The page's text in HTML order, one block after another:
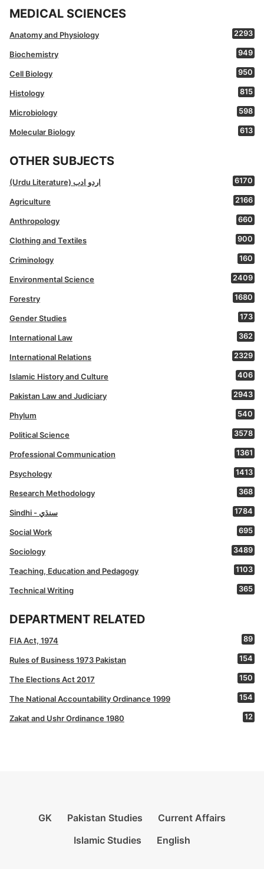
MEDICAL SCIENCES
Anatomy and Physiology 2293
Biochemistry 949
Cell Biology 950
Histology 815
Microbiology 598
Molecular Biology 613
OTHER SUBJECTS
(Urdu Literature) اردو ادب 6170
Agriculture 2166
Anthropology 660
Clothing and Textiles 900
Criminology 160
Environmental Science 2409
Forestry 1680
Gender Studies 173
International Law 362
International Relations 2329
Islamic History and Culture 406
Pakistan Law and Judiciary 2943
Phylum 540
Political Science 3578
Professional Communication 1361
Psychology 1413
Research Methodology 368
Sindhi - سنڌي 1784
Social Work 695
Sociology 3489
Teaching, Education and Pedagogy 1103
Technical Writing 365
DEPARTMENT RELATED
FIA Act, 1974 89
Rules of Business 1973 Pakistan 154
The Elections Act 2017 150
The National Accountability Ordinance 1999 154
Zakat and Ushr Ordinance 1980 12
GK Pakistan Studies
Current Affairs
Islamic Studies
English